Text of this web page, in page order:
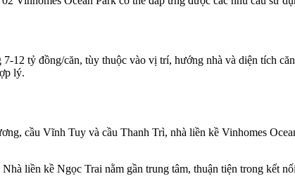
12 tỷ đồng/căn, tùy thuộc vào vị trí, hướng nhà và diện tích
lý.
cầu Vĩnh Tuy và cầu Thanh Trì, nhà liền kề Vinhomes
liền kề Ngọc Trai nằm gần trung tâm, thuận tiện trong kết